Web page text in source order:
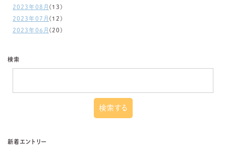
2023年08月 (13)
2023年07月 (12)
2023年06月 (20)
検索
新着エントリー